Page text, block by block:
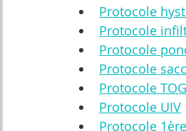
Protocole
Protocole
Protocole
Protocole
Protocole
Protocole UIV
Protocole